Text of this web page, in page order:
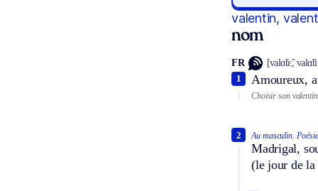
valentin,
nom
FR [valɑ̃tɛ̃,
Amoureux,
1
Choisir son
Au masculin.
Madrigal,
(le jour de
2